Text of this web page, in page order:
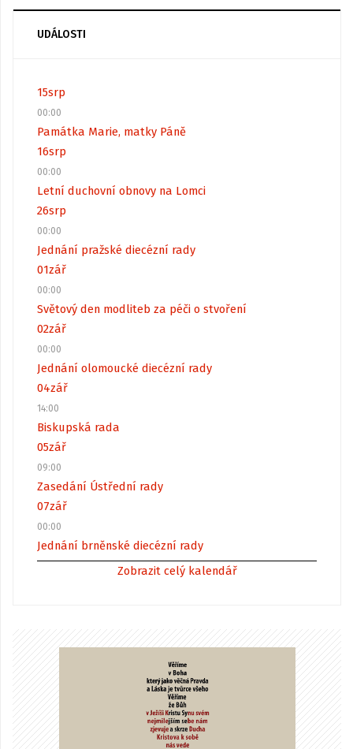
UDÁLOSTI
15srp
00:00
Památka Marie, matky Páně
16srp
00:00
Letní duchovní obnovy na Lomci
26srp
00:00
Jednání pražské diecézní rady
01zář
00:00
Světový den modliteb za péči o stvoření
02zář
00:00
Jednání olomoucké diecézní rady
04zář
14:00
Biskupská rada
05zář
09:00
Zasedání Ústřední rady
07zář
00:00
Jednání brněnské diecézní rady
Zobrazit celý kalendář